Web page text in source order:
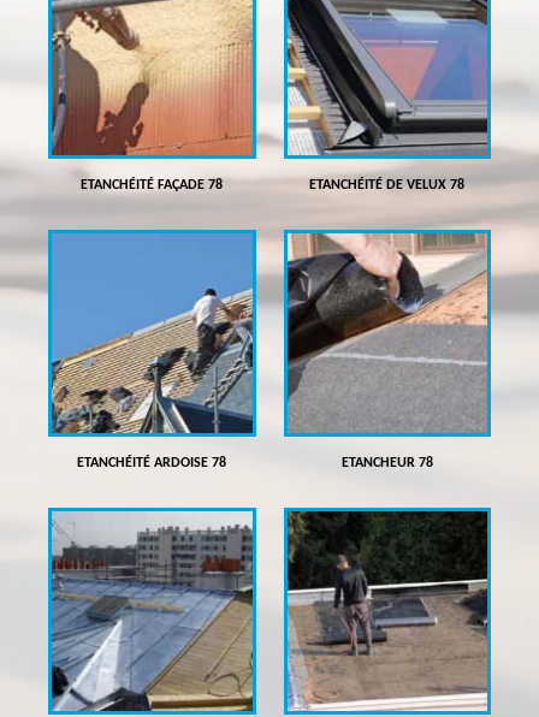
ETANCHÉITÉ FAÇADE 78 ETANCHÉITÉ DE VELUX 78
ETANCHÉITÉ ARDOISE 78 ETANCHEUR 78